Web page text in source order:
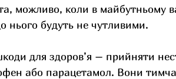
можливо, коли в майбутньому
нього будуть не чутливими.
для здоров’я – прийняти
або парацетамол. Вони